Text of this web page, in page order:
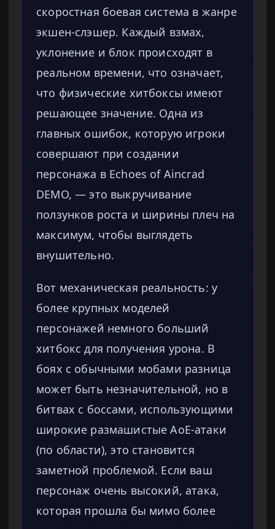
скоростная боевая система в жанре
экшен-слэшер. Каждый взмах,
уклонение и блок происходят в
реальном времени, что означает,
что физические хитбоксы имеют
решающее значение. Одна из
главных ошибок, которую игроки
совершают при создании
персонажа в Echoes of Aincrad
DEMO, — это выкручивание
ползунков роста и ширины плеч на
максимум, чтобы выглядеть
внушительно.
Вот механическая реальность: у
более крупных моделей
персонажей немного больший
хитбокс для получения урона. В
боях с обычными мобами разница
может быть незначительной, но в
битвах с боссами, использующими
широкие размашистые AoE-атаки
(по области), это становится
заметной проблемой. Если ваш
персонаж очень высокий, атака,
которая прошла бы мимо более